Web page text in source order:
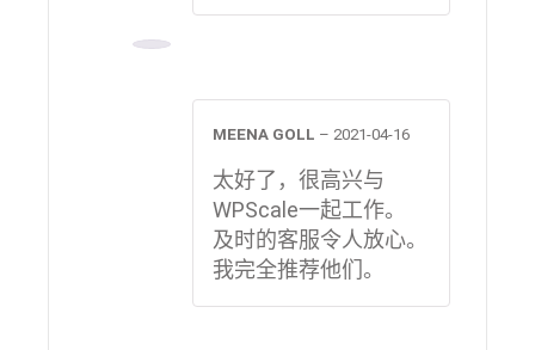
MEENA GOLL – 2021-04-16
太好了，很高兴与
WPScale一起工作。
及时的客服令人放心。
我完全推荐他们。